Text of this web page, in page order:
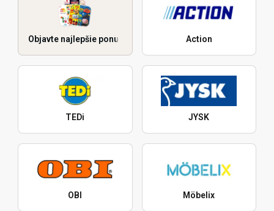
Objavte najlepšie ponuky Action
TEDi JYSK
OBI Möbelix